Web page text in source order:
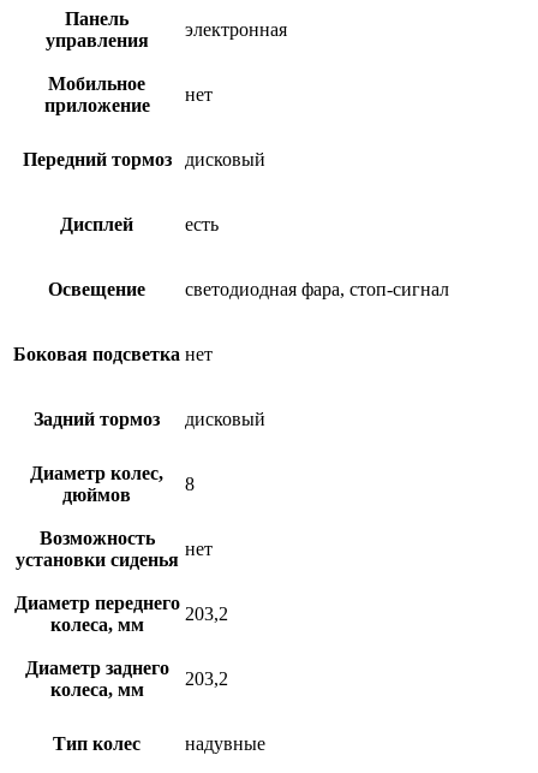
Панель
управления
электронная
Мобильное
приложение
нет
Передний тормоз дисковый
Дисплей есть
Освещение светодиодная фара, стоп-сигнал
Боковая подсветка нет
Задний тормоз дисковый
Диаметр колес,
дюймов
8
Возможность
установки сиденья
нет
Диаметр переднего
колеса, мм
203,2
Диаметр заднего
колеса, мм
203,2
Тип колес надувные